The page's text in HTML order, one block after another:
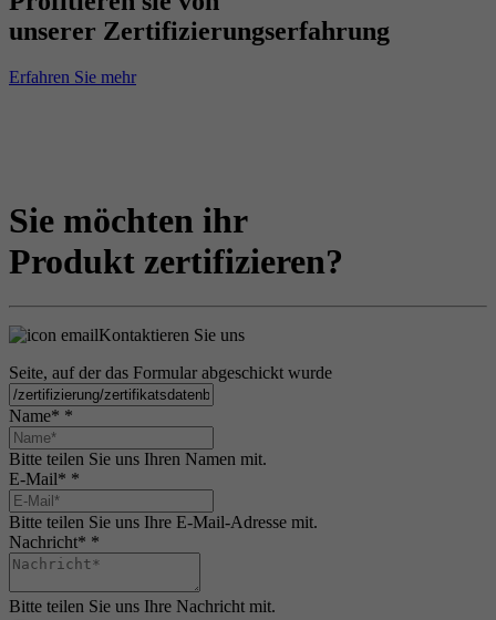
unserer Zertifizierungserfahrung
Erfahren Sie mehr
Sie möchten ihr
Produkt zertifizieren?
Kontaktieren Sie uns
Seite, auf der das Formular abgeschickt wurde
Name* *
Bitte teilen Sie uns Ihren Namen mit.
E-Mail* *
Bitte teilen Sie uns Ihre E-Mail-Adresse mit.
Nachricht* *
Bitte teilen Sie uns Ihre Nachricht mit.